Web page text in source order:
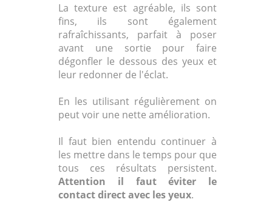
La texture est agréable, ils sont
fins, ils sont également
rafraîchissants, parfait à poser
avant une sortie pour faire
dégonfler le dessous des yeux et
leur redonner de l'éclat.
En les utilisant régulièrement on
peut voir une nette amélioration.
Il faut bien entendu continuer à
les mettre dans le temps pour que
tous ces résultats persistent.
Attention il faut éviter le
contact direct avec les yeux.